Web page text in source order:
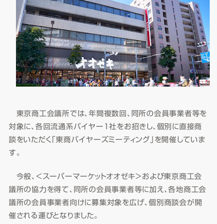
東京商工会議所では、年間複数回、同所の会員事業者等を
対象に、各回流通系バイヤー１社をお招きし、個別に直接商
談をいただく「東商バイヤーズミーティング」を開催していま
す。
今般、＜スーパーマーケットオオゼキ＞および東京商工会
議所の協力を得て、同所の会員事業者等に加え、各地商工会
議所の会員事業者向けに募集対象を広げ、個別商談会が開
催される運びとなりました。